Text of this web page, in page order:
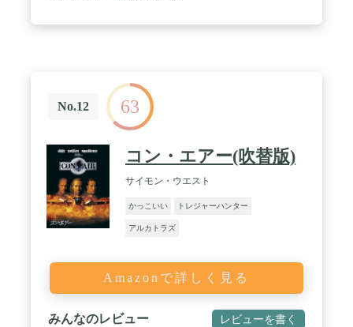
No.12 63
コン・エアー(吹替版)
サイモン・ウエスト
かっこいい トレジャーハンター
アルカトラズ
Amazonで詳しく見る
みんなのレビュー レビューを書く